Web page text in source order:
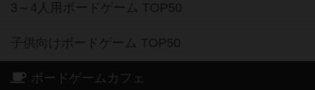
3～4人用ボードゲーム TOP50
子供向けボードゲーム TOP50
ボードゲームカフェ